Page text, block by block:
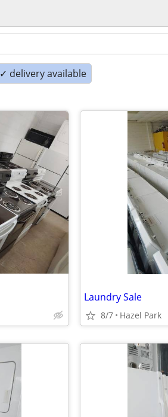
✓ delivery available
Laundry Sale
8/7 Hazel Park